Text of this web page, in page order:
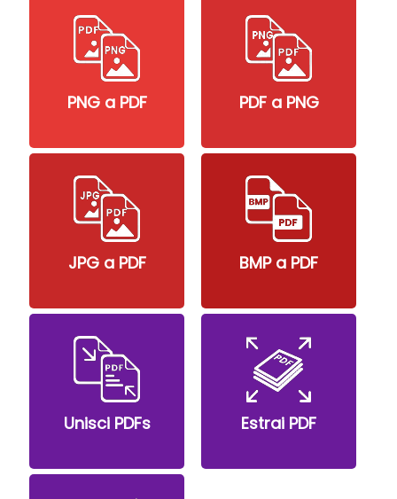
PNG a PDF PDF a PNG
JPG a PDF BMP a PDF
Unisci PDFs Estrai PDF